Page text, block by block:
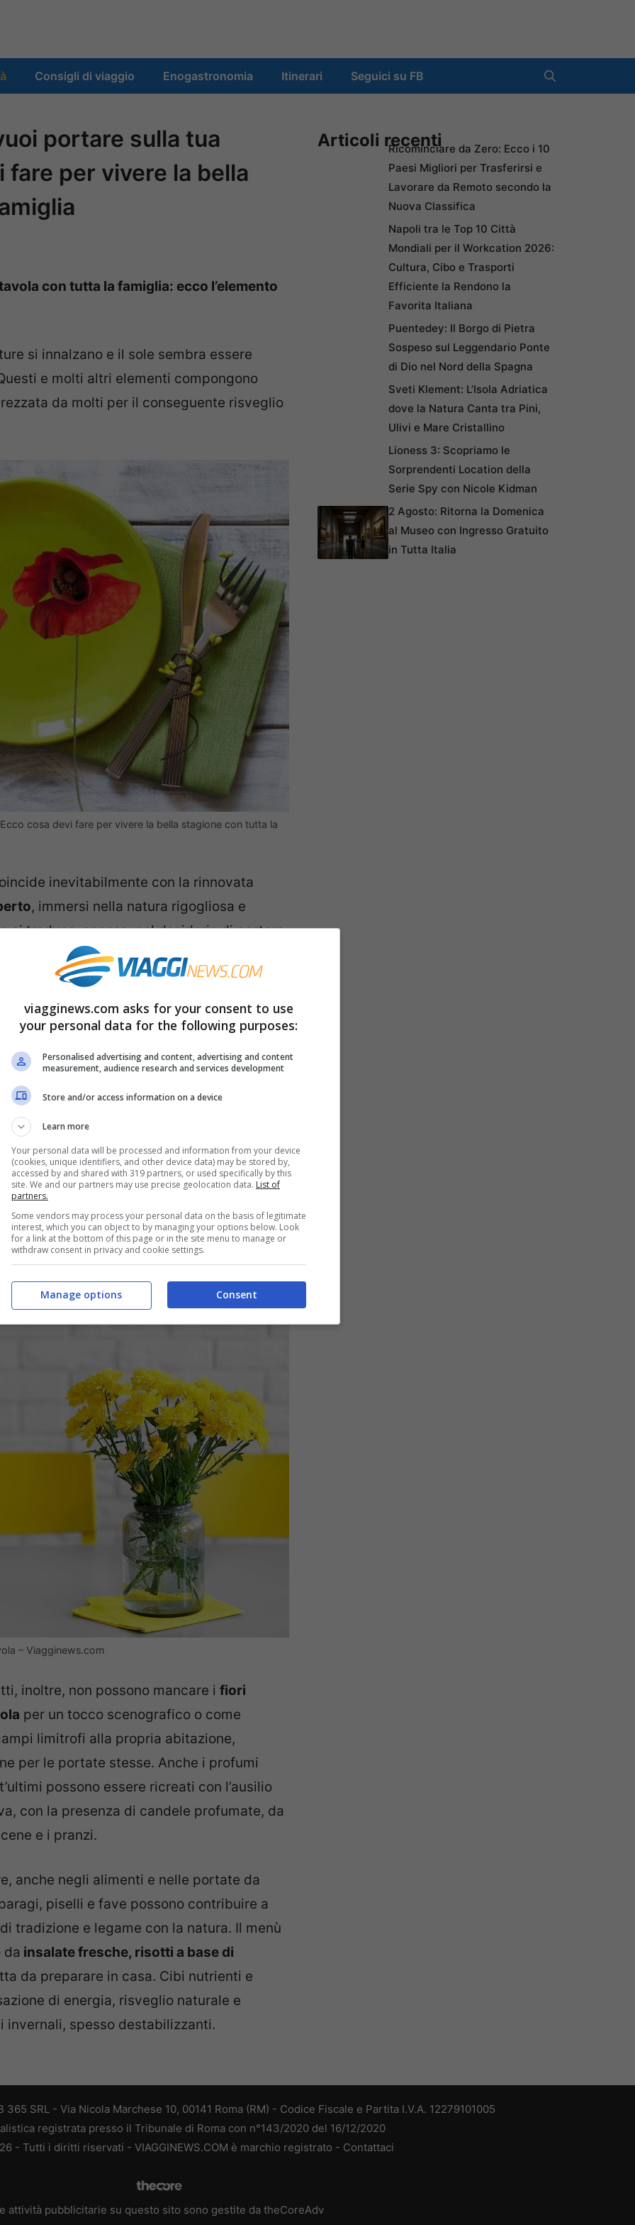
Consigli di viaggio Enogastronomia Itinerari Seguici su FB
portare sulla tua
fare per vivere la bella
con tutta la famiglia: ecco l’elemento
si innalzano e il sole sembra essere
e molti altri elementi compongono
da molti per il conseguente risveglio
cosa devi fare per vivere la bella stagione con tutta la
inevitabilmente con la rinnovata
, immersi nella natura rigogliosa e
si traduce, spesso, nel desiderio di portare
dell’anno, restituendo un
e l’intimità della propria casa.
portarla sulla tua tavola
primaverile in casa consiste nel giocare
Tonalità vivaci, tessutidallenuancevibranti
sensazione di pace e allegria all’interno
è possibile utilizzare tovaglie, tovaglioli
i toni della natura e le sue
– Viagginews.com
inoltre, non possono mancare i fiori
per un tocco scenografico o come
limitrofi alla propria abitazione,
per le portate stesse. Anche i profumi
possono essere ricreati con l’ausilio
con la presenza di candele profumate, da
e i pranzi.
anche negli alimenti e nelle portate da
piselli e fave possono contribuire a
tradizione e legame con la natura. Il menù
da insalate fresche, risotti a base di
da preparare in casa. Cibi nutrienti e
di energia, risveglio naturale e
invernali, spesso destabilizzanti.
Articoli recentiRicominciare da Zero: Ecco i 10
Paesi Migliori per Trasferirsi e
Lavorare da Remoto secondo la
Nuova Classifica
Napoli tra le Top 10 Città
Mondiali per il Workcation 2026:
Cultura, Cibo e Trasporti
Efficiente la Rendono la
Favorita Italiana
Puentedey: Il Borgo di Pietra
Sospeso sul Leggendario Ponte
di Dio nel Nord della Spagna
Sveti Klement: L’Isola Adriatica
dove la Natura Canta tra Pini,
Ulivi e Mare Cristallino
Lioness 3: Scopriamo le
Sorprendenti Location della
Serie Spy con Nicole Kidman
2 Agosto: Ritorna la Domenica
al Museo con Ingresso Gratuito
in Tutta Italia
SRL - Via Nicola Marchese 10, 00141 Roma (RM) - Codice Fiscale e Partita I.V.A. 12279101005
registrata presso il Tribunale di Roma con n°143/2020 del 16/12/2020
- Tutti i diritti riservati - VIAGGINEWS.COM è marchio registrato - Contattaci
attività pubblicitarie su questo sito sono gestite da theCoreAdv
viagginews.com asks for your consent to use
your personal data for the following purposes:
Personalised advertising and content, advertising and content
measurement, audience research and services development
Store and/or access information on a device
Learn more
Your personal data will be processed and information from your device
(cookies, unique identifiers, and other device data) may be stored by,
accessed by and shared with 319 partners, or used specifically by this
site. We and our partners may use precise geolocation data. List of
partners.
Some vendors may process your personal data on the basis of legitimate
interest, which you can object to by managing your options below. Look
for a link at the bottom of this page or in the site menu to manage or
withdraw consent in privacy and cookie settings.
Consent
Manage options